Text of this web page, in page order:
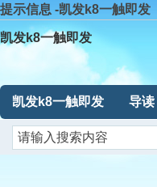
提示信息 -凯发k8一触即发
凯发k8一触即发
凯发k8一触即发 导读